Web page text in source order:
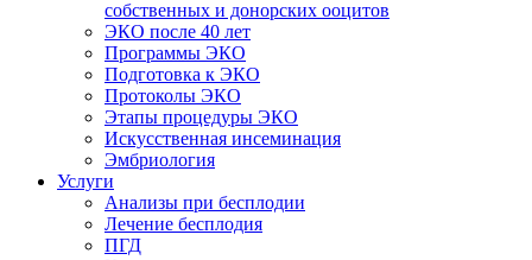
собственных и донорских ооцитов
ЭКО после 40 лет
Программы ЭКО
Подготовка к ЭКО
Протоколы ЭКО
Этапы процедуры ЭКО
Искусственная инсеминация
Эмбриология
Услуги
Анализы при бесплодии
Лечение бесплодия
ПГД